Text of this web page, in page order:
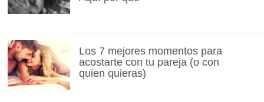
Los 7 mejores momentos para
acostarte con tu pareja (o con
quien quieras)